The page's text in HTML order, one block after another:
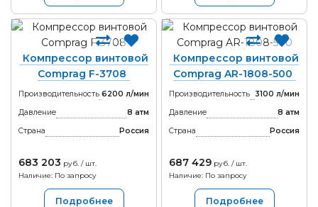
Компрессор винтовой
Comprag F-3708
Производительность 6200 л/мин
Давление
8 атм
Страна
Россия
683 203 руб. / шт.
Наличие: По запросу
Подробнее
Компрессор винтовой
Comprag AR-1808-500
Производительность
3100 л/мин
Давление
8 атм
Страна
Россия
687 429 руб. / шт.
Наличие: По запросу
Подробнее